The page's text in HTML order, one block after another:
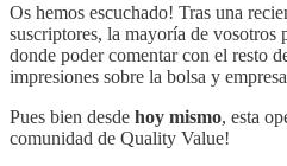
Os hemos escuchado! Tras una
suscriptores, la mayoría de vosotros
donde poder comentar con el resto
impresiones sobre la bolsa y
Pues bien desde hoy mismo, esta
comunidad de Quality Value!